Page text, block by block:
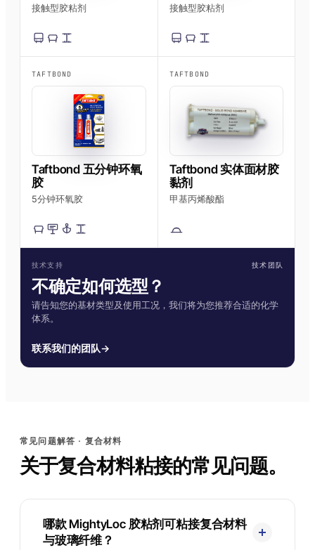
接触型胶粘剂 接触型胶粘剂
TAFTBOND
Taftbond 五分钟环氧
胶
5分钟环氧胶
TAFTBOND
Taftbond 实体面材胶
黏剂
甲基丙烯酸酯
技术支持 技术团队
不确定如何选型？
请告知您的基材类型及使用工况，我们将为您推荐合适的化学
体系。
联系我们的团队→
常见问题解答 · 复合材料
关于复合材料粘接的常见问题。
哪款 MightyLoc 胶粘剂可粘接复合材料
与玻璃纤维？